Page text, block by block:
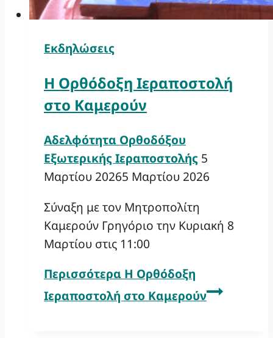
Εκδηλώσεις
Η Ορθόδοξη Ιεραποστολή
στο Καμερούν
Αδελφότητα Ορθοδόξου
Εξωτερικής Ιεραποστολής 5
Μαρτίου 20265 Μαρτίου 2026
Σύναξη με τον Μητροπολίτη
Καμερούν Γρηγόριο την Κυριακή 8
Μαρτίου στις 11:00
Περισσότερα Η Ορθόδοξη
Ιεραποστολή στο Καμερούν